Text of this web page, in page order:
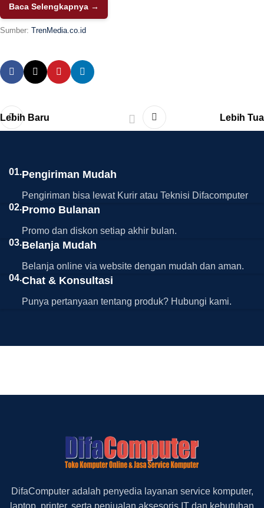
Baca Selengkapnya →
Sumber: TrenMedia.co.id
Lebih Baru Lebih Tua
01.Pengiriman Mudah
Pengiriman bisa lewat Kurir atau Teknisi Difacomputer
02.Promo Bulanan
Promo dan diskon setiap akhir bulan.
03.Belanja Mudah
Belanja online via website dengan mudah dan aman.
04.Chat & Konsultasi
Punya pertanyaan tentang produk? Hubungi kami.
DifaComputer adalah penyedia layanan service komputer,
laptop, printer, serta penjualan aksesoris IT dan kebutuhan